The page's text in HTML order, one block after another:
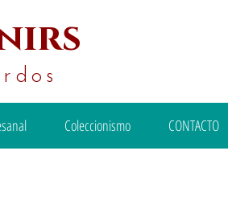
Coleccionismo CONTACTO